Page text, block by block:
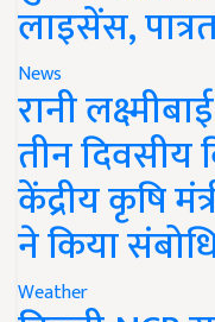
लाइसेंस,
News
रानी
तीन दिवसीय
केंद्रीय कृषि
ने किया
Weather